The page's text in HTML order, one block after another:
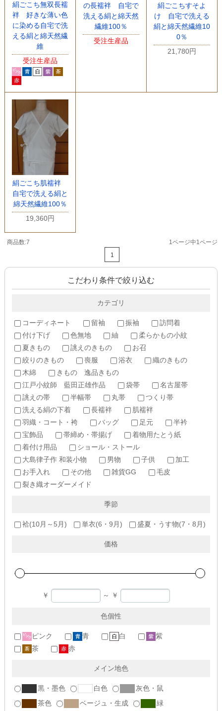
絹ごこち無双長襦
袢 好きな薄い色
に染める自宅で洗
える絹と綿天然繊
維
受注生産品
の長襦袢 自宅で
洗える絹と綿天然
繊維100％
受注生産品
絹ごこちすそよ
け 自宅で洗える
絹と綿天然繊維10
0％
21,780円
絹ごこち肌襦袢
自宅で洗える絹と
綿天然繊維100％
19,360円
商品数:7
1ページ中1ページ
1
こだわり条件で絞り込む
カテゴリ
コーディネート 留袖 振袖
訪問着
付け下げ
色無地 紬
柔らかもの小紋
夏きもの
誂えのきもの
お召
絞りのきもの
喪服 浴衣
織のきもの
木綿
きもの 逸品きもの
江戸小紋師 藍田正雄作品
袋帯
名古屋帯
誂えの帯
半幅帯 丸帯
つくり帯
洗える絹の下着
長襦袢
肌襦袢
羽織・コート・袴
バッグ 足元
半衿
宝飾品
帯締め・帯揚げ
着物用たとう紙
着付け用品
ショール・ストール
大島律子作 和装小物
男物 子供
加工
お手入れ
その他 雑貨GG
毛皮
裂き織オーダーメイド
季節
袷(10月～5月) 単衣(6・9月) 盛夏・うす物(7・8月)
価格
￥ ～ ￥
色個性
ピンク 青 白
紫
茶
赤
メイン地色
黒・墨色 白色
灰色・鼠
茶色
ベージュ・生成 緑